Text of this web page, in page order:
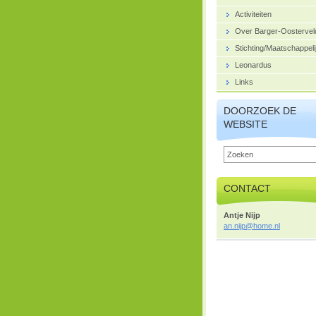
Activiteiten
Over Barger-
Stichting/
Leonardus
Links
DOORZOEK DE
WEBSITE
CONTACT
Antje Nijp
an.nijp@home.nl